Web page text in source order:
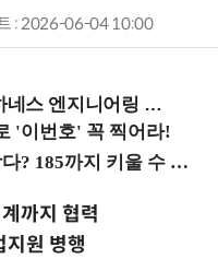
: 2026-06-04 10:00
입문과정 (8/20 신논현역)
까지 협력
원 병행